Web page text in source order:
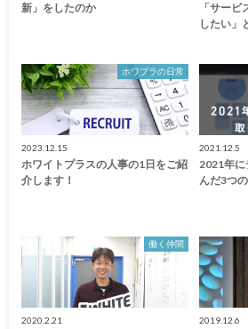
新」をしたのか
「サー
したい」
ホワプラの日常
2023.12.15
ホワイトプラスの人事の1日をご紹
介します！
2021.12.5
2021年に
んだ3つ
働く仲間
2020.2.21 2019.12.6